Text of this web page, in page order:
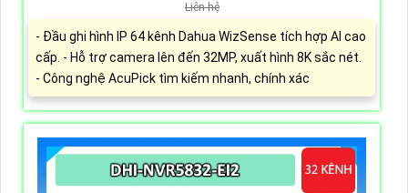
Liên hệ
- Đầu ghi hình IP 64 kênh Dahua WizSense tích hợp AI cao
cấp. - Hỗ trợ camera lên đến 32MP, xuất hình 8K sắc nét.
- Công nghệ AcuPick tìm kiếm nhanh, chính xác